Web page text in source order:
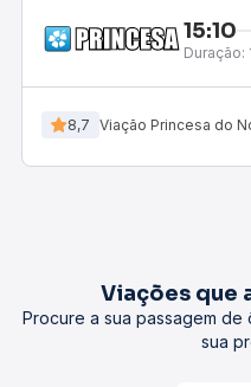
15:10
Duração:
8,7 Viação Princesa do
Viações que
Procure a sua passagem
sua